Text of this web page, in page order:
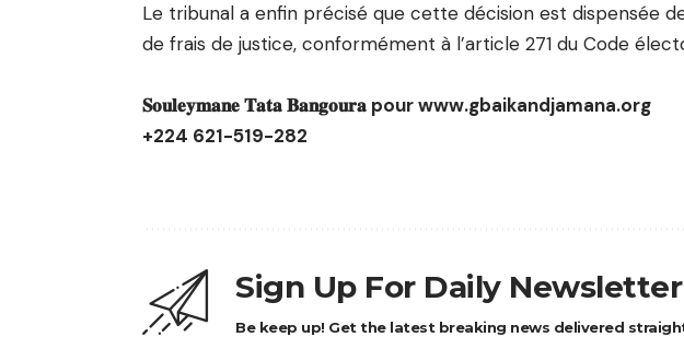
Le tribunal a enfin précisé que cette décision est dispensée
de frais de justice, conformément à l’article 271 du Code
𝐒𝐨𝐮𝐥𝐞𝐲𝐦𝐚𝐧𝐞 𝐓𝐚𝐭𝐚 𝐁𝐚𝐧𝐠𝐨𝐮𝐫𝐚 pour www.gbaikandjamana.org
+224 621-519-282
Sign Up For Daily Newsletter
Be keep up! Get the latest breaking news delivered